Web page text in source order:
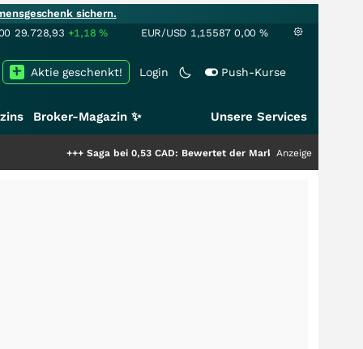
sichern.
29.728,93 +1,18% EUR/USD 1,15587 0,00 %
Login Push-Kurse
Aktie geschenkt!
Broker-Magazin ✨ Unsere Services
Saga bei 0,53 CAD: Bewertet der Markt noch immer nur die
Anzeige